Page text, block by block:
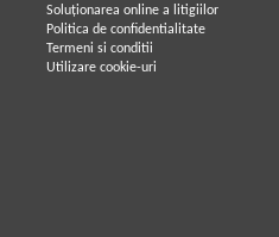
Soluționarea online a litigiilor
Politica de confidentialitate
Termeni si conditii
Utilizare cookie-uri